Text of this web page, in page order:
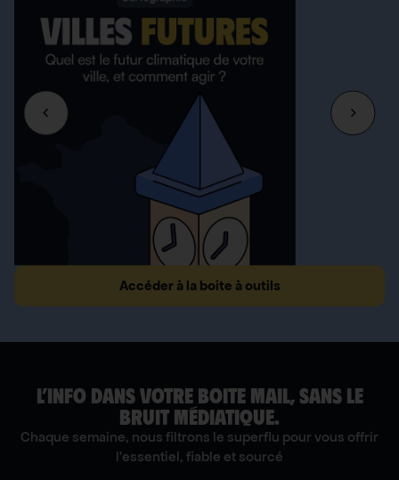
Accéder à la boite à outils
L’INFO DANS VOTRE BOITE MAIL, SANS LE
BRUIT MÉDIATIQUE.
Chaque semaine, nous filtrons le superflu pour vous offrir
l'essentiel, fiable et sourcé